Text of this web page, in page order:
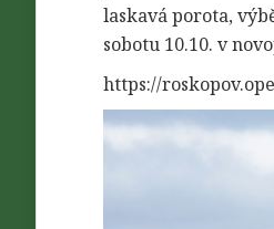
laskavá porota,
sobotu 10.10. v
https://